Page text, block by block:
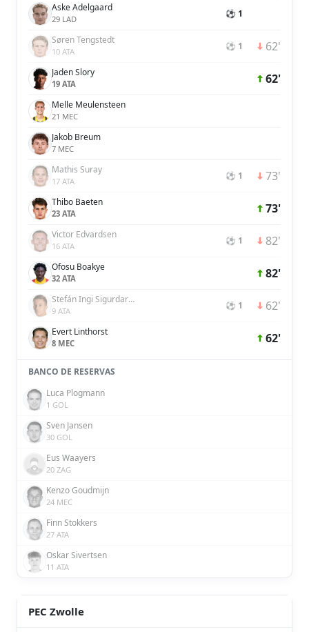
Aske Adelgaard
29 LAD ⚽ 1
Søren Tengstedt
10 ATA ⚽ 1 62'
Jaden Slory
19 ATA 62'
Melle Meulensteen
21 MEC
Jakob Breum
7 MEC
Mathis Suray
17 ATA ⚽ 1 73'
Thibo Baeten
23 ATA 73'
Victor Edvardsen
16 ATA ⚽ 1 82'
Ofosu Boakye
32 ATA 82'
Stefán Ingi Sigurdarson
9 ATA ⚽ 1 62'
Evert Linthorst
8 MEC 62'
BANCO DE RESERVAS
Luca Plogmann
1 GOL
Sven Jansen
30 GOL
Eus Waayers
20 ZAG
Kenzo Goudmijn
24 MEC
Finn Stokkers
27 ATA
Oskar Sivertsen
11 ATA
PEC Zwolle